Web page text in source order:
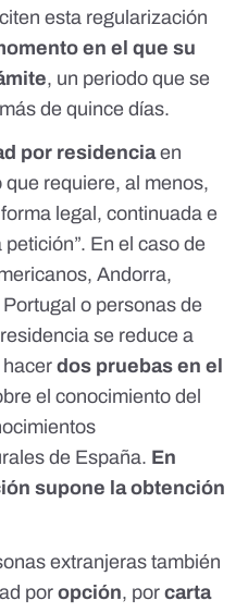
esta regularización
en el que su
, un periodo que se
de quince días.
por residenciaen
requiere, al menos,
forma legal, continuada e
En el caso de
Andorra,
o personas de
se reduce a
dos pruebas en el
el conocimiento del
de España. En
supone la obtención
extranjeras también
por opción, por carta